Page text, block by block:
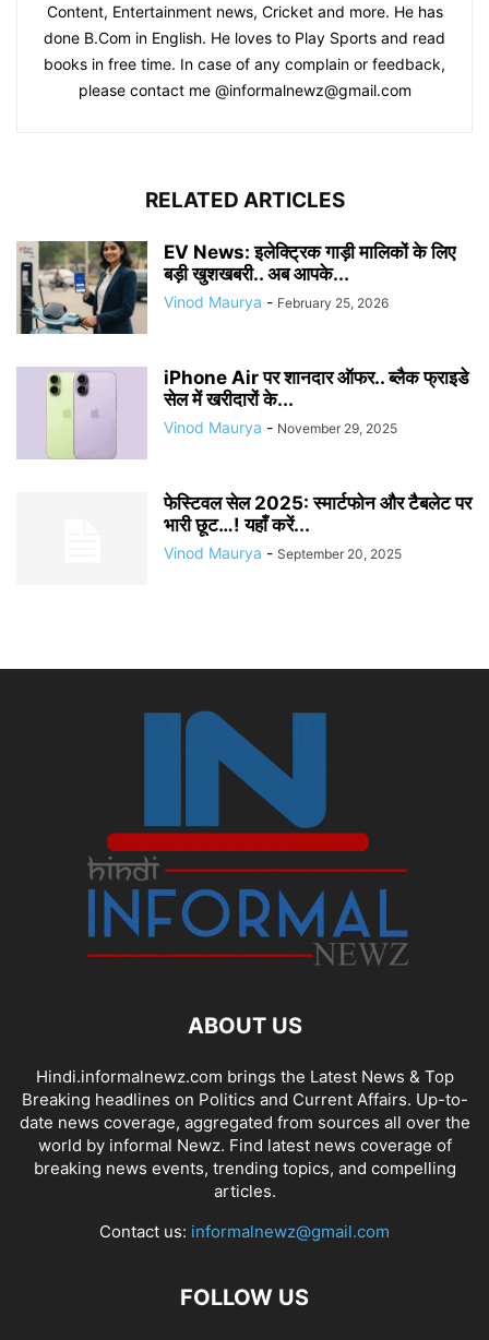
Content, Entertainment news, Cricket and more. He has
done B.Com in English. He loves to Play Sports and read
books in free time. In case of any complain or feedback,
please contact me @informalnewz@gmail.com
RELATED ARTICLES
EV News: इलेक्ट्रिक गाड़ी मालिकों के लिए
बड़ी खुशखबरी.. अब आपके...
Vinod Maurya - February 25, 2026
iPhone Air पर शानदार ऑफर.. ब्लैक फ्राइडे
सेल में खरीदारों के...
Vinod Maurya - November 29, 2025
फेस्टिवल सेल 2025: स्मार्टफोन और टैबलेट पर
भारी छूट…! यहाँ करें...
Vinod Maurya - September 20, 2025
ABOUT US
Hindi.informalnewz.com brings the Latest News & Top
Breaking headlines on Politics and Current Affairs. Up-to-
date news coverage, aggregated from sources all over the
world by informal Newz. Find latest news coverage of
breaking news events, trending topics, and compelling
articles.
Contact us: informalnewz@gmail.com
FOLLOW US